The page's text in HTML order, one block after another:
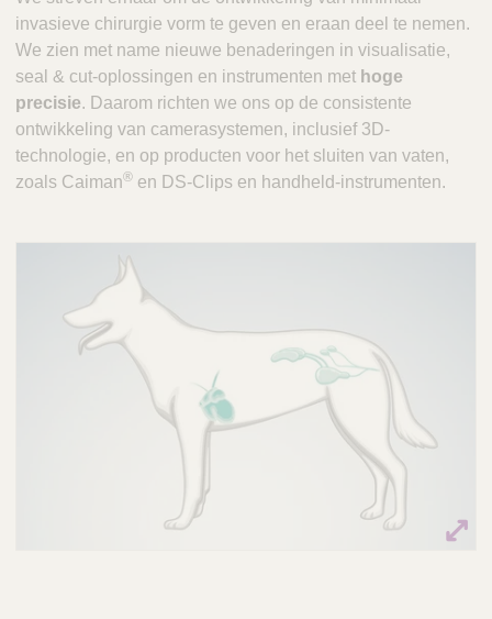
n
invasieve chirurgie vorm te geven en eraan deel te nemen.
We zien met name nieuwe benaderingen in visualisatie,
seal & cut-oplossingen en instrumenten met hoge
precisie. Daarom richten we ons op de consistente
ontwikkeling van camerasystemen, inclusief 3D-
technologie, en op producten voor het sluiten van vaten,
zoals Caiman® en DS-Clips en handheld-instrumenten.